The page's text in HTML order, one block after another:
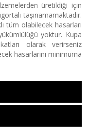
üretildiği için
taşınamamaktadır.
tüm olabilecek hasarları
yoktur. Kupa
olarak verirseniz
hasarlarını minimuma